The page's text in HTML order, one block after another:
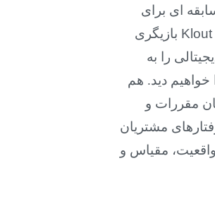
ای برای
Klout بازیگری
را به
خواهیم دید. هم
مقررات و
مشتریان
مقیاس و